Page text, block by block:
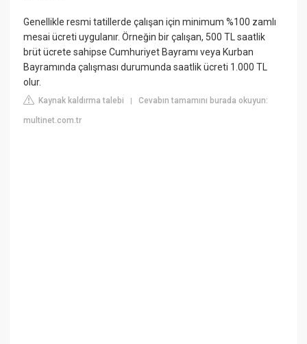
Genellikle resmi tatillerde çalışan için minimum %100 zamlı
mesai ücreti uygulanır. Örneğin bir çalışan, 500 TL saatlik
brüt ücrete sahipse Cumhuriyet Bayramı veya Kurban
Bayramında çalışması durumunda saatlik ücreti 1.000 TL
olur.
Kaynak kaldırma talebi |Cevabın tamamını burada okuyun:
multinet.com.tr